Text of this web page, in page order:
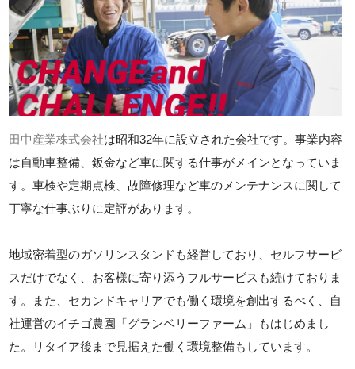
田中産業株式会社は昭和32年に設立された会社です。事業内容
は自動車整備、鈑金など車に関する仕事がメインとなっていま
す。車検や定期点検、故障修理など車のメンテナンスに関して
丁寧な仕事ぶりに定評があります。
地域密着型のガソリンスタンドも経営しており、セルフサービ
スだけでなく、お客様に寄り添うフルサービスも続けておりま
す。また、セカンドキャリアでも働く環境を創出するべく、自
社運営のイチゴ農園「グランベリーファーム」もはじめまし
た。リタイア後まで見据えた働く環境整備もしています。